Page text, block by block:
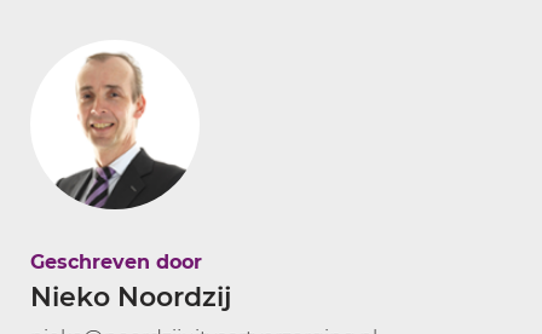
Geschreven door
Nieko Noordzij